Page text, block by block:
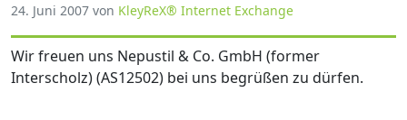
24. Juni 2007 von KleyReX® Internet Exchange
Wir freuen uns Nepustil & Co. GmbH (former
Interscholz) (AS12502) bei uns begrüßen zu dürfen.